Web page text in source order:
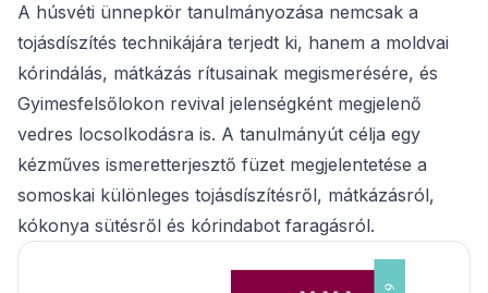
A húsvéti ünnepkör tanulmányozása nemcsak a
tojásdíszítés technikájára terjedt ki, hanem a moldvai
kórindálás, mátkázás rítusainak megismerésére, és
Gyimesfelsőlokon revival jelenségként megjelenő
vedres locsolkodásra is. A tanulmányút célja egy
kézműves ismeretterjesztő füzet megjelentetése a
somoskai különleges tojásdíszítésről, mátkázásról,
kókonya sütésről és kórindabot faragásról.